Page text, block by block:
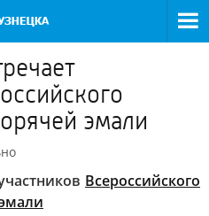
эмали
Всероссийского